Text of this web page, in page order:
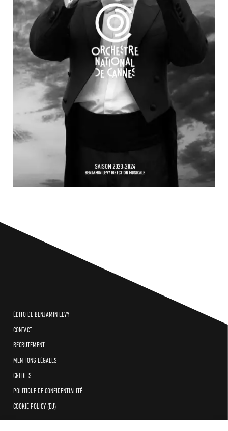
ÉDITO DE BENJAMIN LEVY
CONTACT
RECRUTEMENT
MENTIONS LÉGALES
CRÉDITS
POLITIQUE DE CONFIDENTIALITÉ
COOKIE POLICY (EU)